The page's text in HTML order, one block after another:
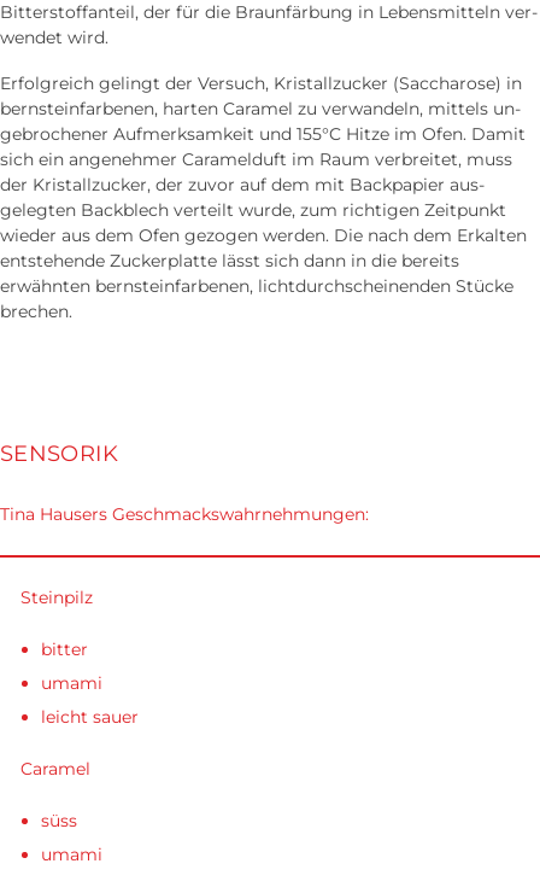
Bitterstoff­anteil, der für die Braun­färbung in Lebens­mitteln ver­
wendet wird.
Erfolg­reich gelingt der Versuch, Kristall­zucker (Saccharose) in
bernstein­farbenen, harten Caramel zu verwandeln, mittels un­
gebrochener Aufmerksam­keit und 155°C Hitze im Ofen. Damit
sich ein angenehmer Caramel­duft im Raum ver­breitet, muss
der Kristall­zucker, der zuvor auf dem mit Back­papier aus­
gelegten Back­blech ver­teilt wurde, zum richtigen Zeit­punkt
wieder aus dem Ofen gezogen werden. Die nach dem Er­kalten
ent­stehende Zucker­platte lässt sich dann in die bereits
erwähnten bernstein­farbenen, licht­durchscheinenden Stücke
brechen.
SENSORIK
Tina Hausers Geschmackswahrnehmungen:
Steinpilz
bitter
umami
leicht sauer
Caramel
süss
umami